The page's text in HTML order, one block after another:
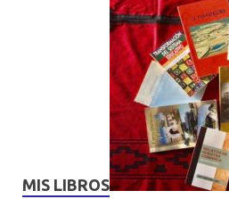
MIS LIBROS